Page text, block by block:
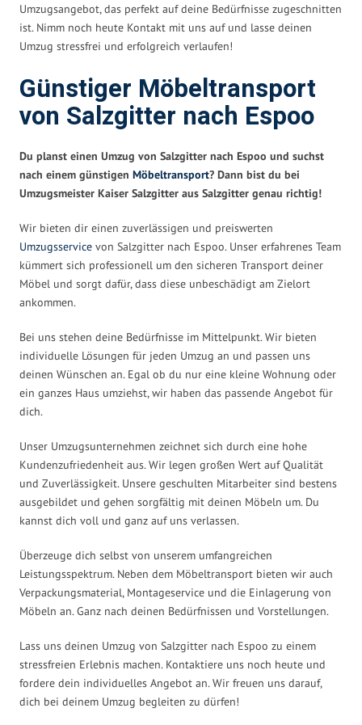
Umzugsangebot, das perfekt auf deine Bedürfnisse zugeschnitten
ist. Nimm noch heute Kontakt mit uns auf und lasse deinen
Umzug stressfrei und erfolgreich verlaufen!
Günstiger Möbeltransport
von Salzgitter nach Espoo
Du planst einen Umzug von Salzgitter nach Espoo und suchst
nach einem günstigen Möbeltransport? Dann bist du bei
Umzugsmeister Kaiser Salzgitter aus Salzgitter genau richtig!
Wir bieten dir einen zuverlässigen und preiswerten
Umzugsservice von Salzgitter nach Espoo. Unser erfahrenes Team
kümmert sich professionell um den sicheren Transport deiner
Möbel und sorgt dafür, dass diese unbeschädigt am Zielort
ankommen.
Bei uns stehen deine Bedürfnisse im Mittelpunkt. Wir bieten
individuelle Lösungen für jeden Umzug an und passen uns
deinen Wünschen an. Egal ob du nur eine kleine Wohnung oder
ein ganzes Haus umziehst, wir haben das passende Angebot für
dich.
Unser Umzugsunternehmen zeichnet sich durch eine hohe
Kundenzufriedenheit aus. Wir legen großen Wert auf Qualität
und Zuverlässigkeit. Unsere geschulten Mitarbeiter sind bestens
ausgebildet und gehen sorgfältig mit deinen Möbeln um. Du
kannst dich voll und ganz auf uns verlassen.
Überzeuge dich selbst von unserem umfangreichen
Leistungsspektrum. Neben dem Möbeltransport bieten wir auch
Verpackungsmaterial, Montageservice und die Einlagerung von
Möbeln an. Ganz nach deinen Bedürfnissen und Vorstellungen.
Lass uns deinen Umzug von Salzgitter nach Espoo zu einem
stressfreien Erlebnis machen. Kontaktiere uns noch heute und
fordere dein individuelles Angebot an. Wir freuen uns darauf,
dich bei deinem Umzug begleiten zu dürfen!